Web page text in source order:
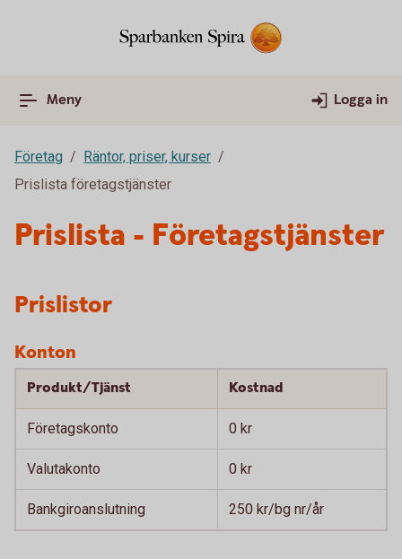
Meny Logga in
Företag
Räntor, priser, kurser
Prislista företagstjänster
Prislista - Företagstjänster
Prislistor
Konton
Produkt/Tjänst Kostnad
Företagskonto 0 kr
Valutakonto 0 kr
Bankgiroanslutning 250 kr/bg nr/år